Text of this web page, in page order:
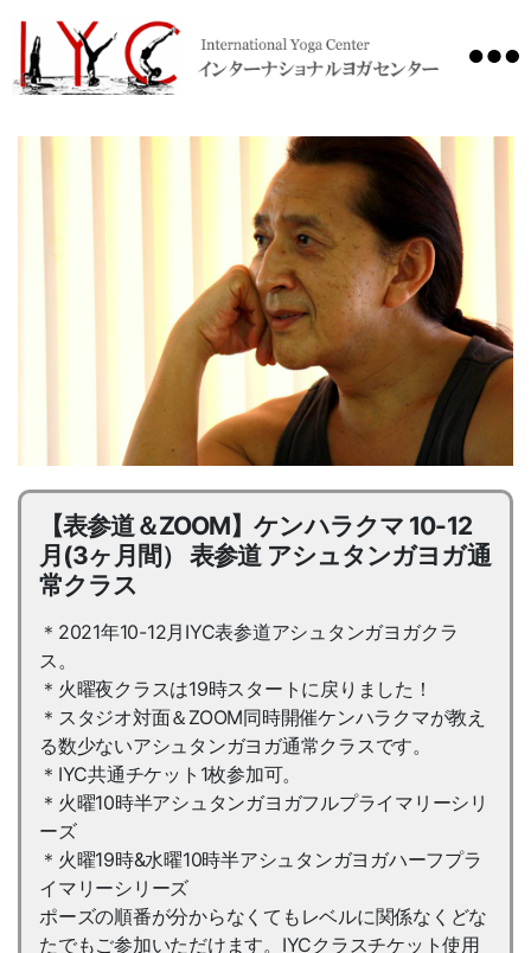
【表参道＆ZOOM】ケンハラクマ 10-12
月(3ヶ月間） 表参道 アシュタンガヨガ通
常クラス
＊2021年10-12月IYC表参道アシュタンガヨガクラ
ス。
＊火曜夜クラスは19時スタートに戻りました！
＊スタジオ対面＆ZOOM同時開催ケンハラクマが教え
る数少ないアシュタンガヨガ通常クラスです。
＊IYC共通チケット1枚参加可。
＊火曜10時半アシュタンガヨガフルプライマリーシリ
ーズ
＊火曜19時&水曜10時半アシュタンガヨガハーフプラ
イマリーシリーズ
ポーズの順番が分からなくてもレベルに関係なくどな
たでもご参加いただけます。IYCクラスチケット使用